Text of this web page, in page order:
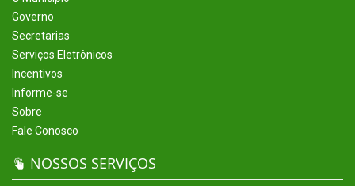
Governo
Secretarias
Serviços Eletrônicos
Incentivos
Informe-se
Sobre
Fale Conosco
NOSSOS SERVIÇOS